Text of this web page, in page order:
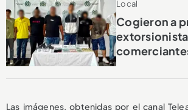
Local
Cogieron a
Las imágenes, obtenidas por el canal